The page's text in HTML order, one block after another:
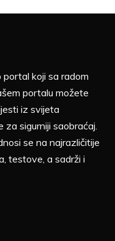
koji sa radom
portalu možete
iz svijeta
sigurniji saobraćaj.
se na najrazličitije
testove, a sadrži i